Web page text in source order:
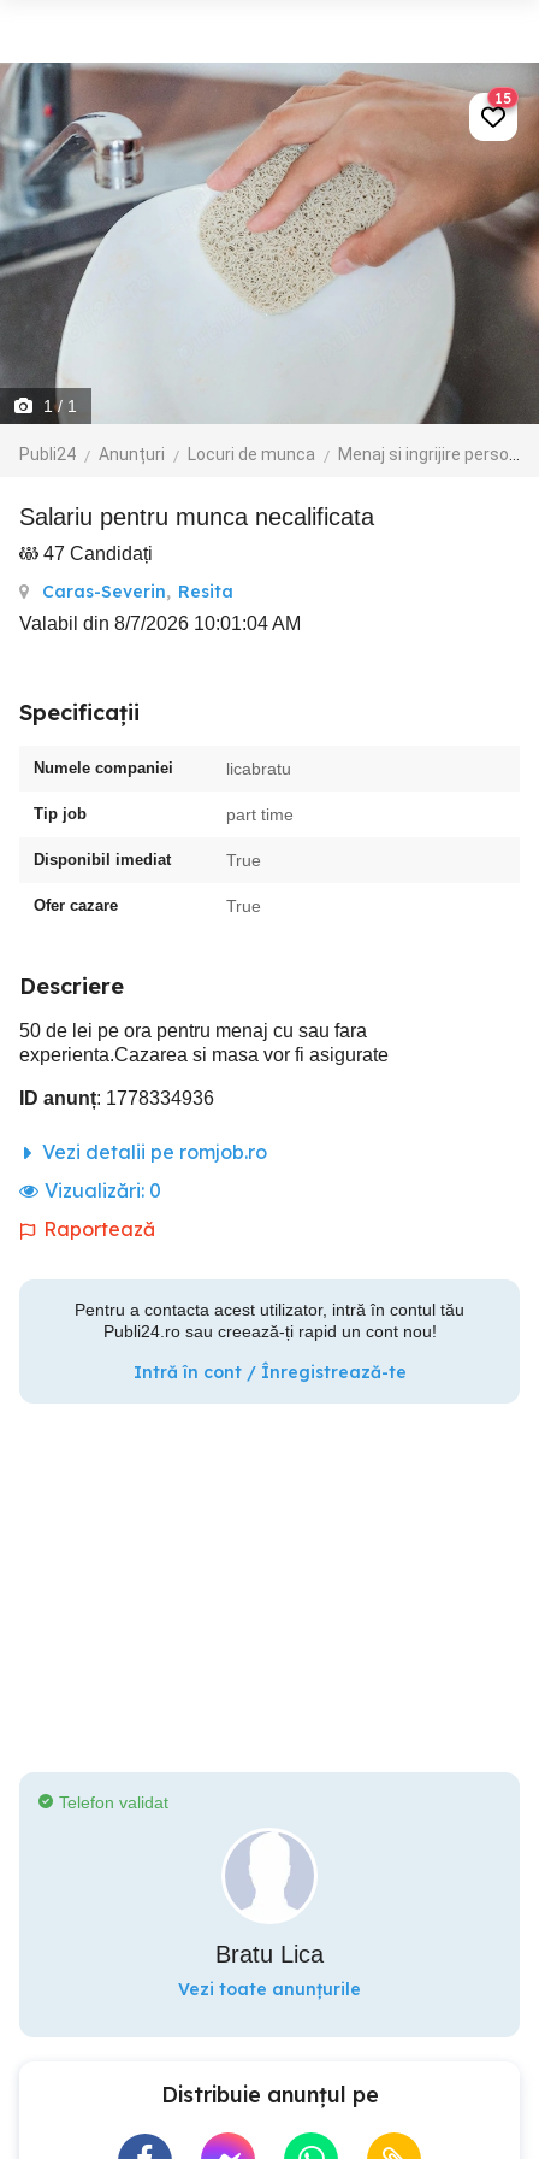
1 / 1
Publi24 Anunțuri Locuri de munca Menaj si ingrijire persoane
15
salariu pentru munca necalificata
47 Candidați
Caras-Severin, Resita
Valabil din 8/7/2026 10:01:04 AM
Specificații
Numele companiei licabratu
Tip job part time
Disponibil imediat True
Ofer cazare True
Descriere
50 de lei pe ora pentru menaj cu sau fara
experienta.Cazarea si masa vor fi asigurate
ID anunț: 1778334936
Vezi detalii pe romjob.ro
Vizualizări: 0
Raportează
Pentru a contacta acest utilizator, intră în contul tău
Publi24.ro sau creează-ți rapid un cont nou!
Intră în cont / Înregistrează-te
Telefon validat
Bratu Lica
Vezi toate anunțurile
Distribuie anunțul pe